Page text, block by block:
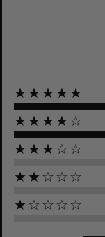
★★★★★
★★★★☆
★★★☆☆
★★☆☆☆
★☆☆☆☆